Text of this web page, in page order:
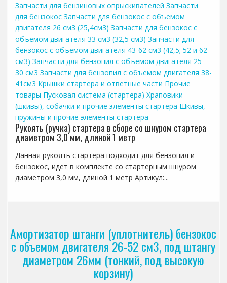
Запчасти для бензиновых опрыскивателей Запчасти
для бензокос Запчасти для бензокос с объемом
двигателя 26 см3 (25,4см3) Запчасти для бензокос с
объемом двигателя 33 см3 (32,5 см3) Запчасти для
бензокос с объемом двигателя 43-62 см3 (42,5; 52 и 62
см3) Запчасти для бензопил с объемом двигателя 25-
30 см3 Запчасти для бензопил с объемом двигателя 38-
41см3 Крышки стартера и ответные части Прочие
товары Пусковая система (стартера) Храповики
(шкивы), собачки и прочие элементы стартера Шкивы,
пружины и прочие элементы стартера
Рукоять (ручка) стартера в сборе со шнуром стартера
диаметром 3,0 мм, длиной 1 метр
Данная рукоять стартера подходит для бензопил и
бензокос, идет в комплекте со стартерным шнуром
диаметром 3,0 мм, длиной 1 метр Артикул:...
Амортизатор штанги (уплотнитель) бензокос
с объемом двигателя 26-52 см3, под штангу
диаметром 26мм (тонкий, под высокую
корзину)